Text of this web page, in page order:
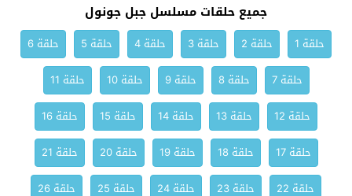
جميع حلقات مسلسل جبل جونول
حلقة 1 حلقة 2 حلقة 3 حلقة 4 حلقة 5
حلقة 6
حلقة 7
حلقة 8 حلقة 9 حلقة 10
حلقة 11
حلقة 12
حلقة 13 حلقة 14 حلقة 15
حلقة 16
حلقة 17
حلقة 18 حلقة 19 حلقة 20
حلقة 21
حلقة 22
حلقة 23 حلقة 24 حلقة 25
حلقة 26